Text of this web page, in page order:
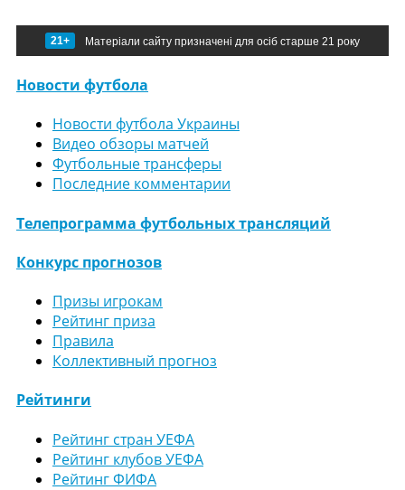
21+ Матеріали сайту призначені для осіб старше 21 року
Новости футбола
Новости футбола Украины
Видео обзоры матчей
Футбольные трансферы
Последние комментарии
Телепрограмма футбольных трансляций
Конкурс прогнозов
Призы игрокам
Рейтинг приза
Правила
Коллективный прогноз
Рейтинги
Рейтинг стран УЕФА
Рейтинг клубов УЕФА
Рейтинг ФИФА